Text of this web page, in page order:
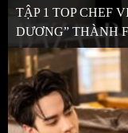
TẬP 1 TOP CHEF
DƯƠNG” THÀNH